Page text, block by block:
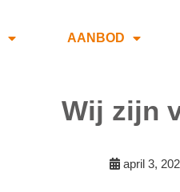
AANBOD
Wij zijn
april 3,